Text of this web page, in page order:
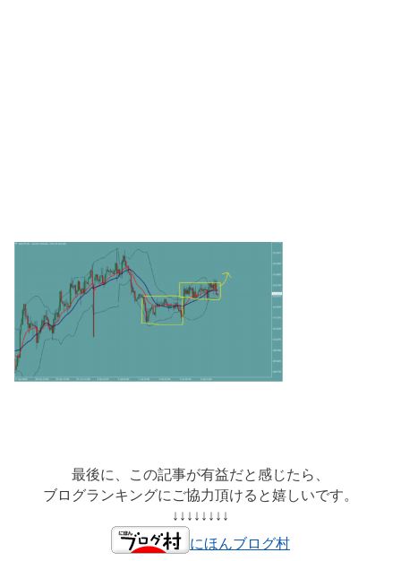
最後に、この記事が有益だと感じたら、
ブログランキングにご協力頂けると嬉しいです。
↓↓↓↓↓↓↓↓
にほんブログ村